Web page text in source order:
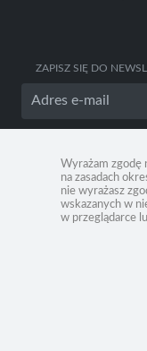
Wyrażam zgodę
na zasadach
nie wyrażasz
wskazanych w
w przeglądarce
ZAPISZ SIĘ DO